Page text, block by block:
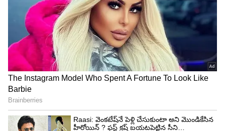
Image Credit :Amazon.in
కారు భద్రత కోసం ప్రత్యేక ఫీచర్లు
జియో మోటివ్‌లో జియో ఫెన్సింగ్ (Geo Fencing), టైమ్
ఫెన్సింగ్ (Time Fencing) వంటి ఆధునిక ఫీచర్లు ఉన్నాయి.
ఈ డివైజ్‌తో కారు ఒక నిర్దిష్ట ప్రాంతంలోకి ప్రవేశించినా లేదా
బయటకు వెళ్లినా వెంటనే అలర్ట్ వస్తుంది. మీరు నిర్ణయించిన
సమయాల్లో కారు కదిలితే నోటిఫికేషన్ అందుతుంది.